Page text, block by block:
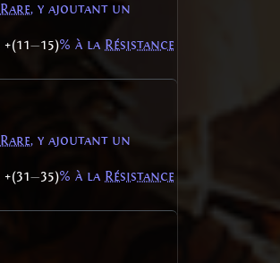
Rare, y ajoutant un
+(11—15)% à la Résistance
Rare, y ajoutant un
+(31—35)% à la Résistance